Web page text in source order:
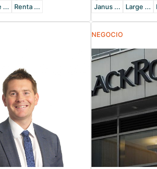
... Renta ...
Janus ...
Large ...
NEGOCIO